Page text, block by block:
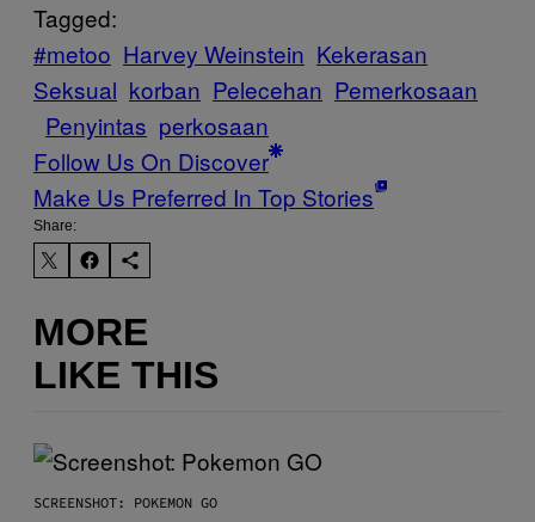
Tagged:
#metoo Harvey Weinstein Kekerasan
Seksual korban Pelecehan Pemerkosaan
Penyintas perkosaan
Follow Us On Discover
Make Us Preferred In Top Stories
Share:
MORE
LIKE THIS
SCREENSHOT: POKEMON GO